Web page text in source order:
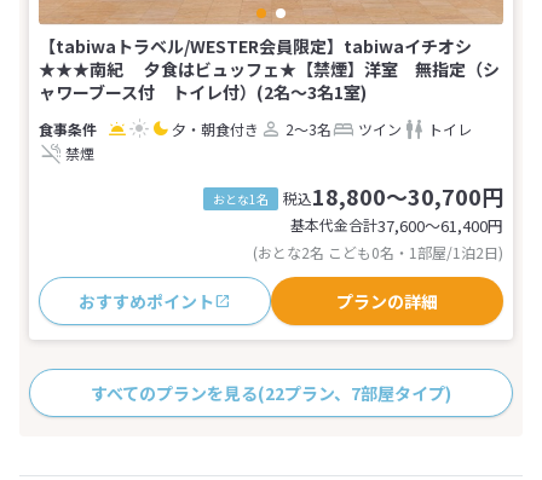
【tabiwaトラベル/WESTER会員限定】tabiwaイチオシ
★★★南紀 夕食はビュッフェ★【禁煙】洋室 無指定（シ
ャワーブース付 トイレ付）(2名～3名1室)
夕・朝食付き 2～3名 ツイン
トイレ
禁煙
おとな1名 税込18,800～30,700円
基本代金合計37,600〜61,400円
(おとな2名 こども0名・1部屋/1泊2日)
おすすめポイント プランの詳細
すべてのプランを見る(22プラン、7部屋タイプ)